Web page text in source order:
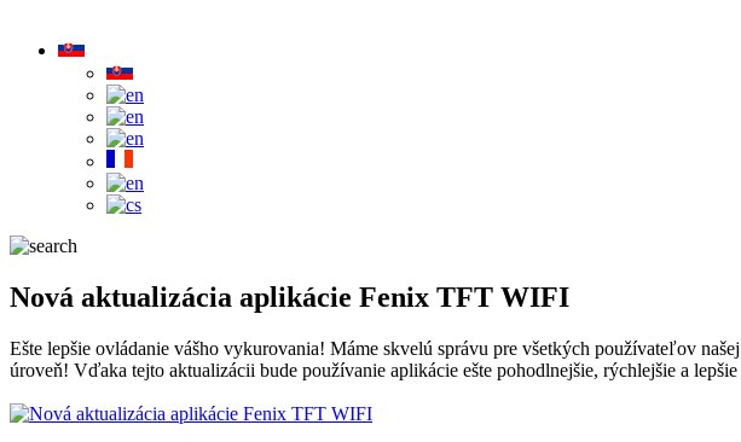
Nová aktualizácia aplikácie Fenix TFT WIFI
Ešte lepšie ovládanie vášho vykurovania! Máme skvelú správu pre všetkých používateľov
úroveň! Vďaka tejto aktualizácii bude používanie aplikácie ešte pohodlnejšie, rýchlejšie a lepšie